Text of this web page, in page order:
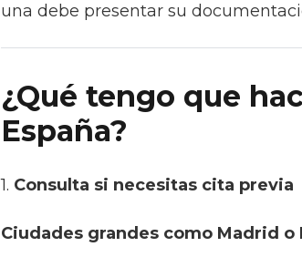
una debe presentar su
¿Qué tengo que
España?
1. Consulta si necesitas cita previa
Ciudades grandes como Madrid o